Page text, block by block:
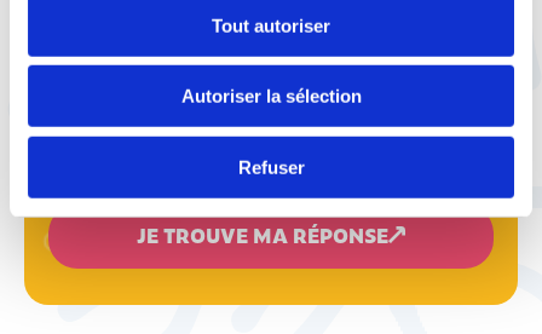
Tout autoriser
Autoriser la sélection
Refuser
JE TROUVE MA RÉPONSE